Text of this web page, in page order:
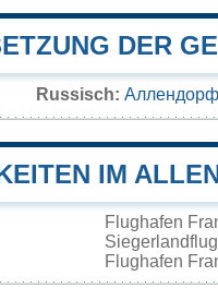
DER
Russisch: Аллендорф
IM
Flughafen
Flughafen